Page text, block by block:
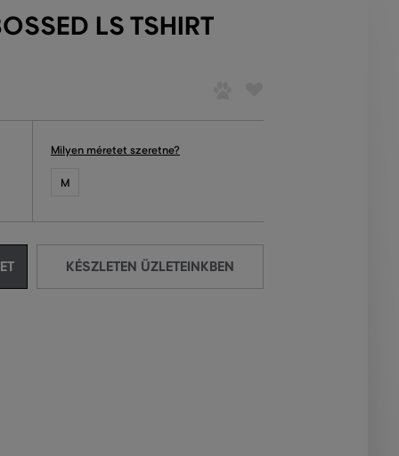
LS TSHIRT
Milyen méretet szeretne?
M
KÉSZLETEN ÜZLETEINKBEN